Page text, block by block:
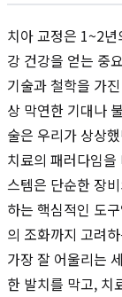
치아 교정은 1~2
강 건강을 얻는 중
기술과 철학을 가
상 막연한 기대나
술은 우리가 상상
치료의 패러다임
스템은 단순한 장
하는 핵심적인 도
의 조화까지 고려
가장 잘 어울리는
한 발치를 막고, 치